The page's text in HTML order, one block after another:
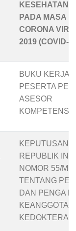
KESEHATAN
PADA MASA
CORONA
2019 (COVID-
BUKU KERJA
PESERTA
ASESOR
KOMPETENSI
KEPUTUSAN
REPUBLIK
NOMOR 55/M
TENTANG
DAN PENGA